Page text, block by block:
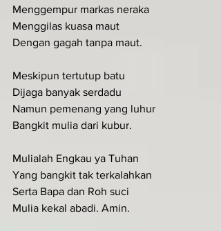
Menggempur markas neraka
Menggilas kuasa maut
Dengan gagah tanpa maut.
Meskipun tertutup batu
Dijaga banyak serdadu
Namun pemenang yang luhur
Bangkit mulia dari kubur.
Mulialah Engkau ya Tuhan
Yang bangkit tak terkalahkan
Serta Bapa dan Roh suci
Mulia kekal abadi. Amin.